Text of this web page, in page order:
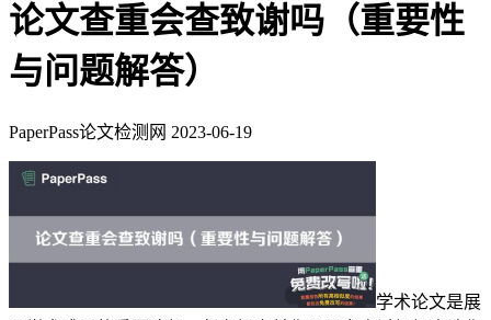
论文查重会查致谢吗（重要性
与问题解答）
PaperPass论文检测网 2023-06-19
学术论文是展